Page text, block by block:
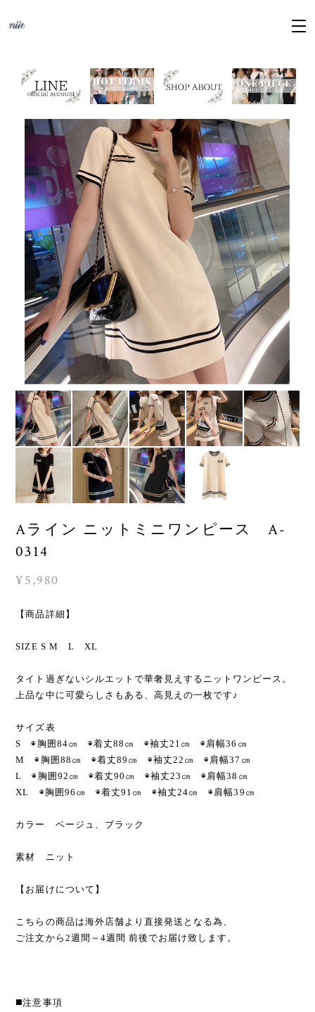
Aライン ニットミニワンピース A-
0314
¥5,980
【商品詳細】
SIZE S M L XL
タイト過ぎないシルエットで華奢見えするニットワンピース。
上品な中に可愛らしさもある、高見えの一枚です♪
サイズ表
S ◉胸囲84㎝ ◉着丈88㎝ ◉袖丈21㎝ ◉肩幅36㎝
M ◉胸囲88㎝ ◉着丈89㎝ ◉袖丈22㎝ ◉肩幅37㎝
L ◉胸囲92㎝ ◉着丈90㎝ ◉袖丈23㎝ ◉肩幅38㎝
XL ◉胸囲96㎝ ◉着丈91㎝ ◉袖丈24㎝ ◉肩幅39㎝
カラー ベージュ、ブラック
素材 ニット
【お届けについて】
こちらの商品は海外店舗より直接発送となる為、
ご注文から2週間～4週間 前後でお届け致します。
◼️注意事項